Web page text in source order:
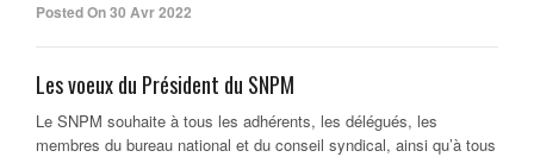
Posted On 30 Avr 2022
Les voeux du Président du SNPM
Le SNPM souhaite à tous les adhérents, les délégués, les
membres du bureau national et du conseil syndical, ainsi qu’à tous